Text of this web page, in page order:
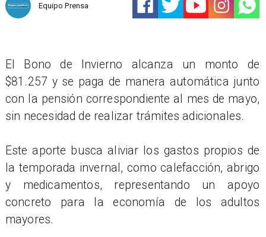
Equipo Prensa
El Bono de Invierno alcanza un monto de
$81.257 y se paga de manera automática junto
con la pensión correspondiente al mes de mayo,
sin necesidad de realizar trámites adicionales.
Este aporte busca aliviar los gastos propios de
la temporada invernal, como calefacción, abrigo
y medicamentos, representando un apoyo
concreto para la economía de los adultos
mayores.